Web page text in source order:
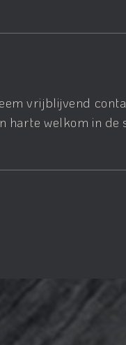
vrijblijvend
harte welkom in